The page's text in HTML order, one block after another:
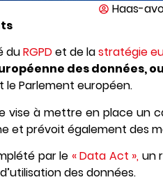
Haas-
duRGPDet de lastratégie
des données,
le Parlement européen.
vise à mettre en place un
et prévoit également des
par le « Data Act », un
des données.